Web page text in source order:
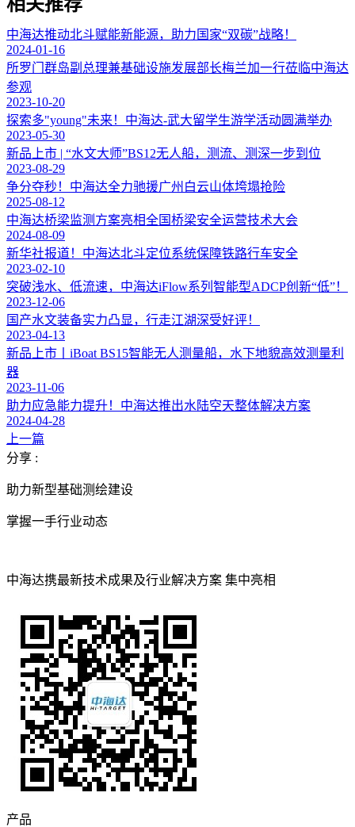
中海达推动北斗赋能新能源，助力国家“双碳”战略！
2024-01-16
所罗门群岛副总理兼基础设施发展部长梅兰加一行莅临中海达
参观
2023-10-20
探索多"young"未来！中海达-武大留学生游学活动圆满举办
2023-05-30
新品上市 | “水文大师”BS12无人船，测流、测深一步到位
2023-08-29
争分夺秒！中海达全力驰援广州白云山体垮塌抢险
2025-08-12
中海达桥梁监测方案亮相全国桥梁安全运营技术大会
2024-08-09
新华社报道！中海达北斗定位系统保障铁路行车安全
2023-02-10
突破浅水、低流速，中海达iFlow系列智能型ADCP创新“低”！
2023-12-06
国产水文装备实力凸显，行走江湖深受好评！
2023-04-13
新品上市丨iBoat BS15智能无人测量船，水下地貌高效测量利
器
2023-11-06
助力应急能力提升！中海达推出水陆空天整体解决方案
2024-04-28
上一篇
分享 :
助力新型基础测绘建设
掌握一手行业动态
中海达携最新技术成果及行业解决方案 集中亮相
产品